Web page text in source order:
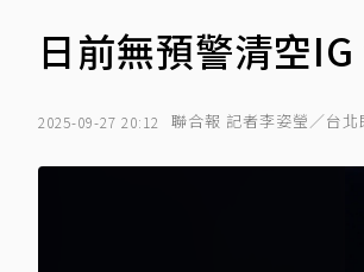
日前無預警清空
2025-09-27 20:12 聯合報 記者李姿瑩／台北